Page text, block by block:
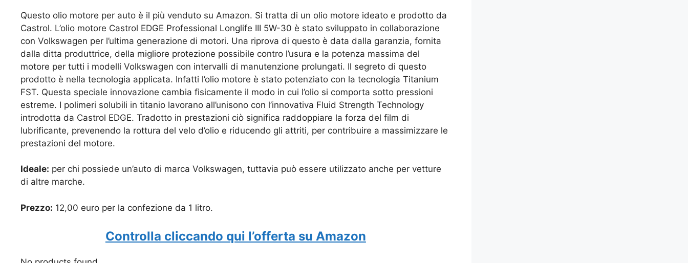
Questo olio motore per auto è il più venduto su Amazon. Si tratta di un olio motore ideato e prodotto da
Castrol. L’olio motore Castrol EDGE Professional Longlife III 5W-30 è stato sviluppato in collaborazione
con Volkswagen per l’ultima generazione di motori. Una riprova di questo è data dalla garanzia, fornita
dalla ditta produttrice, della migliore protezione possibile contro l’usura e la potenza massima del
motore per tutti i modelli Volkswagen con intervalli di manutenzione prolungati. Il segreto di questo
prodotto è nella tecnologia applicata. Infatti l’olio motore è stato potenziato con la tecnologia Titanium
FST. Questa speciale innovazione cambia fisicamente il modo in cui l’olio si comporta sotto pressioni
estreme. I polimeri solubili in titanio lavorano all’unisono con l’innovativa Fluid Strength Technology
introdotta da Castrol EDGE. Tradotto in prestazioni ciò significa raddoppiare la forza del film di
lubrificante, prevenendo la rottura del velo d’olio e riducendo gli attriti, per contribuire a massimizzare le
prestazioni del motore.
Ideale: per chi possiede un’auto di marca Volkswagen, tuttavia può essere utilizzato anche per vetture
di altre marche.
Prezzo: 12,00 euro per la confezione da 1 litro.
Controlla cliccando qui l’offerta su Amazon